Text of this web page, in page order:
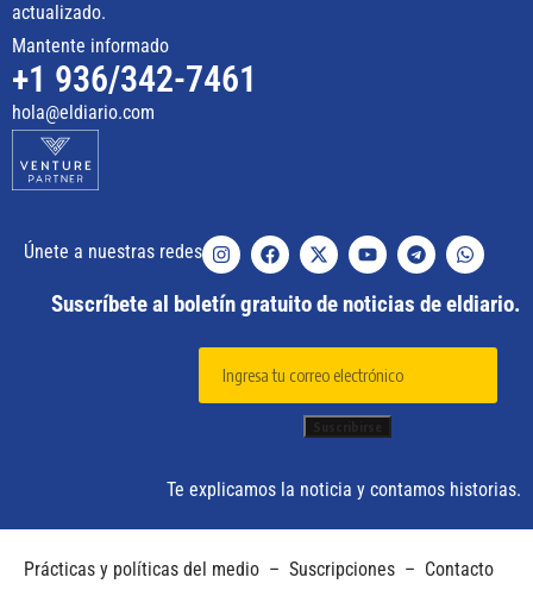
actualizado.
Mantente informado
+1 936/342-7461
hola@eldiario.com
Únete a nuestras redes
Suscríbete al boletín gratuito de noticias de eldiario.
Te explicamos la noticia y contamos historias.
Prácticas y políticas del medio – Suscripciones – Contacto